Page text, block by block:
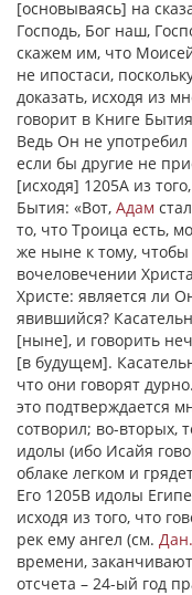
[основываясь] на
Господь, Бог наш,
скажем им, что
не ипостаси,
доказать, исходя из
говорит в Книге
Ведь Он не
если бы другие не
[исходя] 1205А из
Бытия: «Вот, Адам
то, что Троица есть,
же ныне к тому, чтобы
вочеловечении
Христе: является ли
явившийся?
[ныне], и говорить
[в будущем].
что они говорят
это подтверждается
сотворил; во-вторых,
идолы (ибо Исайя
облаке легком и
Его 1205В идолы
исходя из того, что
рек ему ангел (см.
времени,
отсчета – 24-ый год